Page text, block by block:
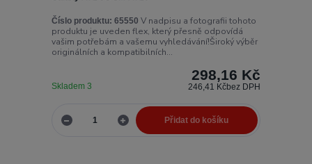
Číslo produktu: 65550 V nadpisu a fotografii tohoto
produktu je uveden flex, který přesně odpovídá
vašim potřebám a vašemu vyhledávání!Široký výběr
originálních a kompatibilních...
298,16 Kč
246,41 Kčbez DPH
Skladem 3
Přidat do košíku